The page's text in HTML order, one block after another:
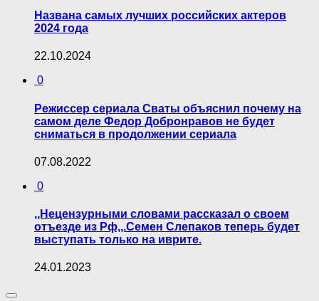
Названа самых лучших российских актеров
2024 года
22.10.2024
0
Режиссер сериала Сваты объяснил почему на
самом деле Федор Добронравов не будет
сниматься в продолжении сериала
07.08.2022
0
,,Нецензурными словами рассказал о своем
отъезде из Рф,,.Семен Слепаков теперь будет
выступать только на иврите.
24.01.2023